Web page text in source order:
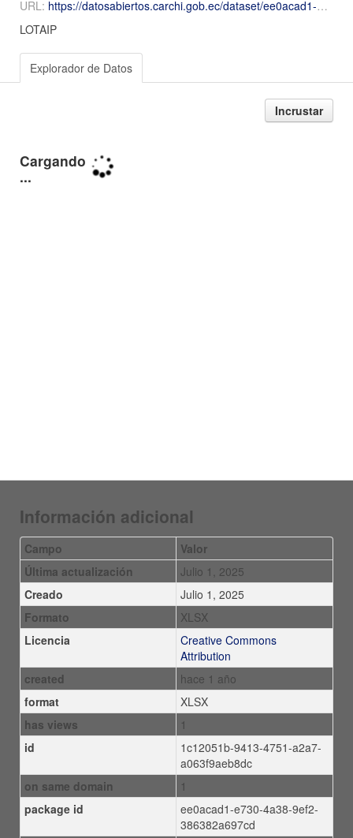
URL: https://datosabiertos.carchi.gob.ec/dataset/ee0acad1-e730-4a38-9ef2-386382a697cd/resource/1c12051b-9413-4751-a2a7-a063f9aeb8dc/download/2024-Diciembre-Numeral-15-15diccionario.csv.xlsx
LOTAIP
Explorador de Datos
Incrustar
Información adicional
Campo
Valor
Última actualización
Julio 1, 2025
Creado
Julio 1, 2025
Formato
XLSX
Licencia
Creative Commons
Attribution
created
hace 1 año
format
XLSX
has views
1
id
1c12051b-9413-4751-a2a7-
a063f9aeb8dc
on same domain
1
package id
ee0acad1-e730-4a38-9ef2-
386382a697cd